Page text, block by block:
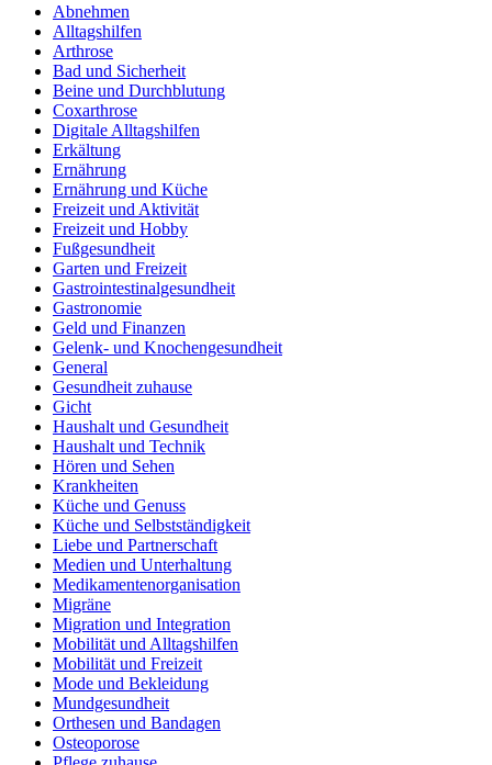
Abnehmen
Alltagshilfen
Arthrose
Bad und Sicherheit
Beine und Durchblutung
Coxarthrose
Digitale Alltagshilfen
Erkältung
Ernährung
Ernährung und Küche
Freizeit und Aktivität
Freizeit und Hobby
Fußgesundheit
Garten und Freizeit
Gastrointestinalgesundheit
Gastronomie
Geld und Finanzen
Gelenk- und Knochengesundheit
General
Gesundheit zuhause
Gicht
Haushalt und Gesundheit
Haushalt und Technik
Hören und Sehen
Krankheiten
Küche und Genuss
Küche und Selbstständigkeit
Liebe und Partnerschaft
Medien und Unterhaltung
Medikamentenorganisation
Migräne
Migration und Integration
Mobilität und Alltagshilfen
Mobilität und Freizeit
Mode und Bekleidung
Mundgesundheit
Orthesen und Bandagen
Osteoporose